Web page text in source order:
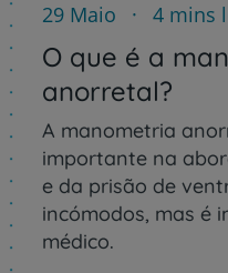
29 Maio 4 mins
O que é a
anorretal?
A manometria
importante na
e da prisão de
incómodos, mas é
médico.